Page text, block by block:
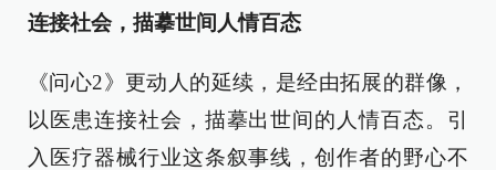
连接社会，描摹世间人情百态
《问心2》更动人的延续，是经由拓展的群像，
以医患连接社会，描摹出世间的人情百态。引
入医疗器械行业这条叙事线，创作者的野心不